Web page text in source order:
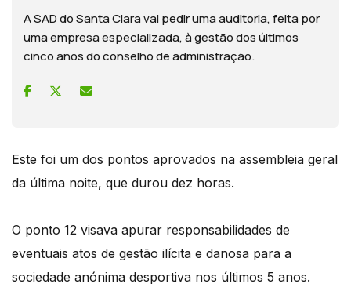
A SAD do Santa Clara vai pedir uma auditoria, feita por
uma empresa especializada, à gestão dos últimos
cinco anos do conselho de administração.
Este foi um dos pontos aprovados na assembleia geral
da última noite, que durou dez horas.
O ponto 12 visava apurar responsabilidades de
eventuais atos de gestão ilícita e danosa para a
sociedade anónima desportiva nos últimos 5 anos.